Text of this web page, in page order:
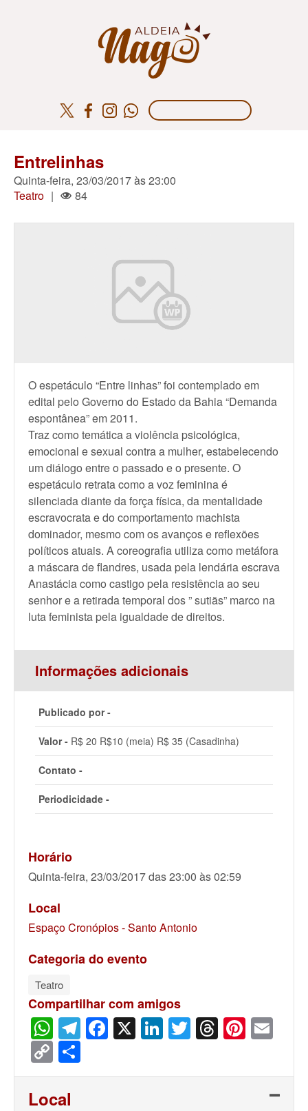
Entrelinhas
Quinta-feira, 23/03/2017 às 23:00
Teatro | 84
O espetáculo “Entre linhas” foi contemplado em
edital pelo Governo do Estado da Bahia “Demanda
espontânea” em 2011.
Traz como temática a violência psicológica,
emocional e sexual contra a mulher, estabelecendo
um diálogo entre o passado e o presente. O
espetáculo retrata como a voz feminina é
silenciada diante da força física, da mentalidade
escravocrata e do comportamento machista
dominador, mesmo com os avanços e reflexões
políticos atuais. A coreografia utiliza como metáfora
a máscara de flandres, usada pela lendária escrava
Anastácia como castigo pela resistência ao seu
senhor e a retirada temporal dos ” sutiãs” marco na
luta feminista pela igualdade de direitos.
Informações adicionais
Publicado por -
Valor - R$ 20 R$10 (meia) R$ 35 (Casadinha)
Contato -
Periodicidade -
Horário
Quinta-feira, 23/03/2017 das 23:00 às 02:59
Local
Espaço Cronópios - Santo Antonio
Categoria do evento
Teatro
Compartilhar com amigos
WhatsApp
Telegram
Facebook
X LinkedIn
Twitter
Threads
Copy
Link
Local